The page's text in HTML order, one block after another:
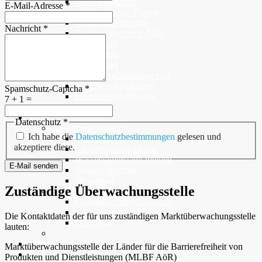
FAQ - Häufige Fragen
Widerrufsbelehrung
Rechnungen per E-Mail
Zwischenabrechnung
Wasser
Ismaninger Wasser
Wasserqualität
Wasserzählerstand melden
Abwasserentsorgung
Grundstücksentwässerung
Ansprechpartner
Download
Wärme
HallenbadTiefgarage
E-Mail-Adresse *
Nachricht *
Spamschutz-Captcha *
7 + 1 =
Datenschutz *
Ich habe die Datenschutzbestimmungen gelesen und
akzeptiere diese.
E-Mail senden
Zuständige Überwachungsstelle
Die Kontaktdaten der für uns zuständigen Marktüberwachungsstelle
lauten:
Marktüberwachungsstelle der Länder für die Barrierefreiheit von
Produkten und Dienstleistungen (MLBF AöR)